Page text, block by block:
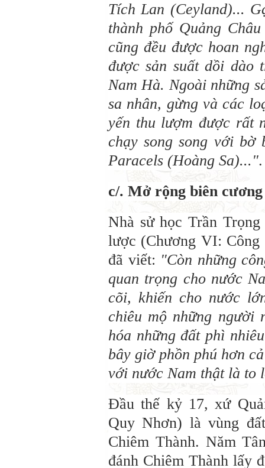
Tích Lan (Ceyland)...
thành phố Quảng
cũng đều được hoan
được sản suất dồi dào
Nam Hà. Ngoài những
sa nhân, gừng và các
yến thu lượm được rất
chạy song song với
Paracels (Hoàng Sa)..."
c/. Mở rộng biên
Nhà sử học Trần
lược (Chương VI:
đã viết: "Còn những
quan trọng cho nước
cõi, khiến cho nước
chiêu mộ những người
hóa những đất phì
bây giờ phồn phú hơn
với nước Nam thật là to
Đầu thế kỷ 17, xứ
Quy Nhơn) là vùng
Chiêm Thành. Năm
đánh Chiêm Thành lấy